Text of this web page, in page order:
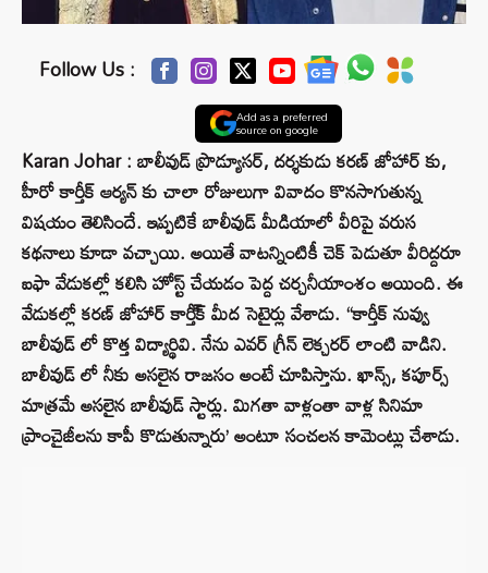
Follow Us :
Add as a preferred
source on google
Karan Johar : బాలీవుడ్ ప్రొడ్యూసర్, దర్శకుడు కరణ్‌ జోహార్ కు,
హీరో కార్తీక్ ఆర్యన్ కు చాలా రోజులుగా వివాదం కొనసాగుతున్న
విషయం తెలిసిందే. ఇప్పటికే బాలీవుడ్ మీడియాలో వీరిపై వరుస
కథనాలు కూడా వచ్చాయి. అయితే వాటన్నింటికీ చెక్ పెడుతూ వీరిద్దరూ
ఐఫా వేడుకల్లో కలిసి హోస్ట్ చేయడం పెద్ద చర్చనీయాంశం అయింది. ఈ
వేడుకల్లో కరణ్‌ జోహార్ కార్తీ్క్ మీద సెటైర్లు వేశాడు. “కార్తీక్ నువ్వు
బాలీవుడ్ లో కొత్త విద్యార్థివి. నేను ఎవర్ గ్రీన్ లెక్చరర్ లాంటి వాడిని.
బాలీవుడ్ లో నీకు అసలైన రాజసం అంటే చూపిస్తాను. ఖాన్స్, కపూర్స్
మాత్రమే అసలైన బాలీవుడ్ స్టార్లు. మిగతా వాళ్లంతా వాళ్ల సినిమా
ప్రాంచైజీలను కాపీ కొడుతున్నారు’ అంటూ సంచలన కామెంట్లు చేశాడు.